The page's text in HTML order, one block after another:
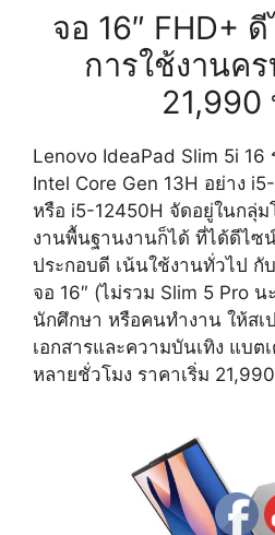
จอ 16″ FHD+
การใช้งานค
21,990
Lenovo IdeaPad Slim 5i 16
Intel Core Gen 13H อย่าง
หรือ i5-12450H จัดอยู่ในกลุ่
งานพื้นฐานงานก็ได้ ที่ได้ดีไซ
ประกอบดี เน้นใช้งานทั่วไป กั
จอ 16″ (ไม่รวม Slim 5 Pro น
นักศึกษา หรือคนทำงาน ให้สเ
เอกสารและความบันเทิง แบต
หลายชั่วโมง ราคาเริ่ม